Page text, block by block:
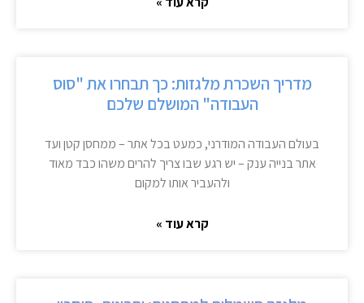
מדריך השכרת מלגזות: כך תבחרו את "סוס
העבודה" המושלם שלכם
בעולם העבודה המודרני, כמעט בכל אתר – ממחסן קטן ועד
אתר בנייה ענק – יש רגע שבו צריך להרים משהו כבד מאוד
ולהעביר אותו למקום
קרא עוד »